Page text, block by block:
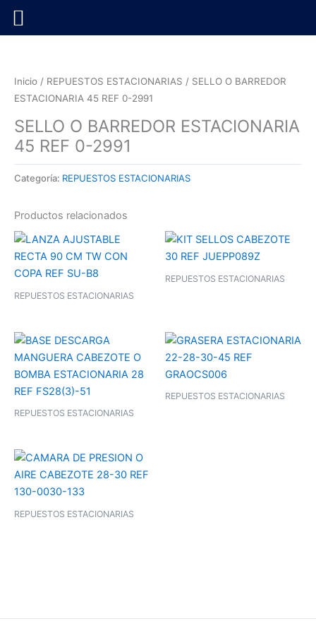
Inicio / REPUESTOS ESTACIONARIAS / SELLO O BARREDOR
ESTACIONARIA 45 REF 0-2991
SELLO O BARREDOR ESTACIONARIA
45 REF 0-2991
Categoría: REPUESTOS ESTACIONARIAS
Productos relacionados
REPUESTOS ESTACIONARIAS
REPUESTOS ESTACIONARIAS
REPUESTOS ESTACIONARIAS
REPUESTOS ESTACIONARIAS
REPUESTOS ESTACIONARIAS